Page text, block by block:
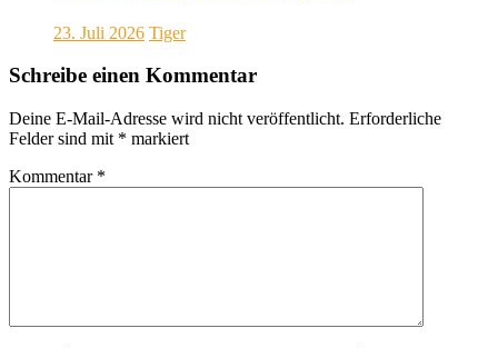
23. Juli 2026 Tiger
Schreibe einen Kommentar
Deine E-Mail-Adresse wird nicht veröffentlicht. Erforderliche
Felder sind mit * markiert
Kommentar *